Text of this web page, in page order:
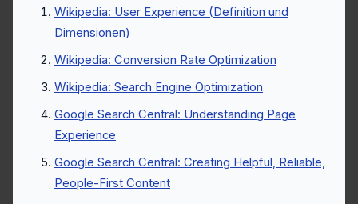
Wikipedia: User Experience (Definition und
Dimensionen)
Wikipedia: Conversion Rate Optimization
Wikipedia: Search Engine Optimization
Google Search Central: Understanding Page
Experience
Google Search Central: Creating Helpful, Reliable,
People-First Content